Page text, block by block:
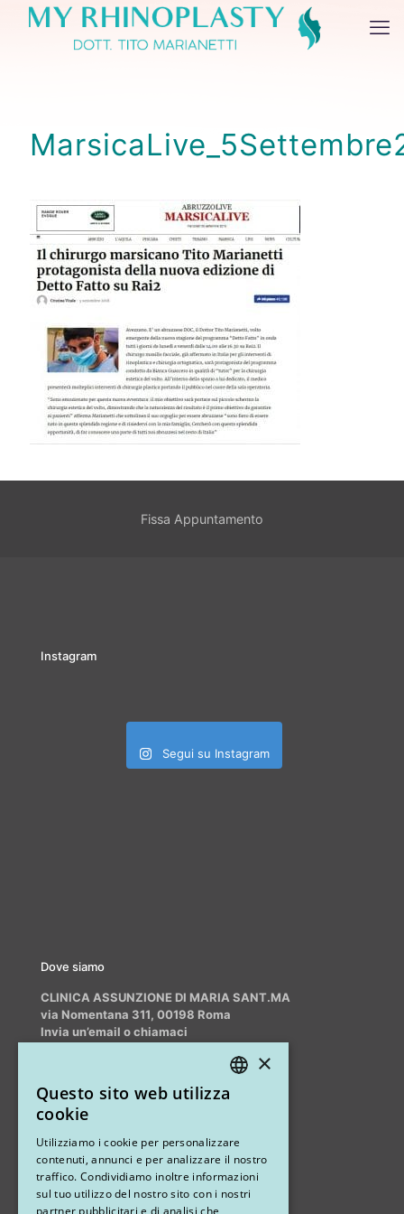
Fissa Appuntamento
Instagram
Segui su Instagram
Dove siamo
CLINICA ASSUNZIONE DI MARIA SANT.MA
via Nomentana 311, 00198 Roma
Invia un’email o chiamaci
Altri studi
STUDIO MARIANETTI MED
via Sandro Pertini 26, 67051 Avezzano (AQ)
×
Questo sito web utilizza
cookie
Utilizziamo i cookie per personalizzare
contenuti, annunci e per analizzare il nostro
traffico. Condividiamo inoltre informazioni
sul tuo utilizzo del nostro sito con i nostri
partner pubblicitari e di analisi che